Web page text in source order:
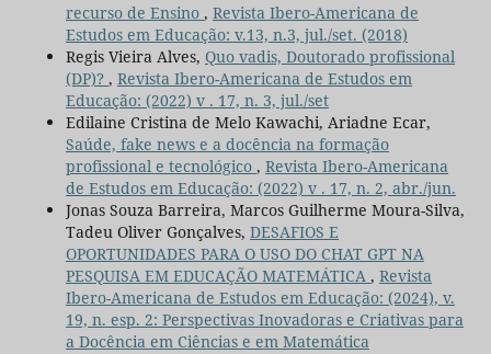
recurso de Ensino , Revista Ibero-Americana de
Estudos em Educação: v.13, n.3, jul./set. (2018)
Regis Vieira Alves, Quo vadis, Doutorado profissional
(DP)? , Revista Ibero-Americana de Estudos em
Educação: (2022) v . 17, n. 3, jul./set
Edilaine Cristina de Melo Kawachi, Ariadne Ecar,
Saúde, fake news e a docência na formação
profissional e tecnológico , Revista Ibero-Americana
de Estudos em Educação: (2022) v . 17, n. 2, abr./jun.
Jonas Souza Barreira, Marcos Guilherme Moura-Silva,
Tadeu Oliver Gonçalves, DESAFIOS E
OPORTUNIDADES PARA O USO DO CHAT GPT NA
PESQUISA EM EDUCAÇÃO MATEMÁTICA , Revista
Ibero-Americana de Estudos em Educação: (2024), v.
19, n. esp. 2: Perspectivas Inovadoras e Criativas para
a Docência em Ciências e em Matemática